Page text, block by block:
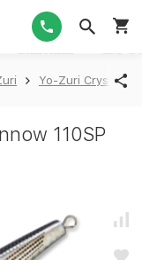
Yo-Zuri Crystal
110SP